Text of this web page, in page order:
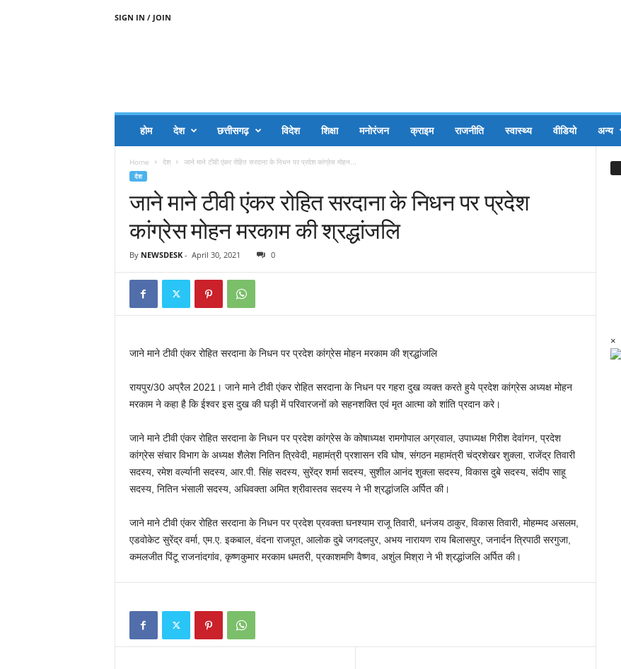
SIGN IN / JOIN
होम देश छत्तीसगढ़ विदेश शिक्षा मनोरंजन क्राइम राजनीति स्वास्थ्य वीडियो अन्य
Home देश जाने माने टीवी एंकर रोहित सरदाना के निधन पर प्रदेश कांग्रेस मोहन...
देश
जाने माने टीवी एंकर रोहित सरदाना के निधन पर प्रदेश
कांग्रेस मोहन मरकाम की श्रद्धांजलि
By NEWSDESK- April 30, 2021 0
जाने माने टीवी एंकर रोहित सरदाना के निधन पर प्रदेश कांग्रेस मोहन मरकाम की श्रद्धांजलि
रायपुर/30 अप्रैल 2021। जाने माने टीवी एंकर रोहित सरदाना के निधन पर गहरा दुख व्यक्त करते हुये प्रदेश कांग्रेस अध्यक्ष मोहन
मरकाम ने कहा है कि ईश्वर इस दुख की घड़ी में परिवारजनों को सहनशक्ति एवं मृत आत्मा को शांति प्रदान करे।
जाने माने टीवी एंकर रोहित सरदाना के निधन पर प्रदेश कांग्रेस के कोषाध्यक्ष रामगोपाल अग्रवाल, उपाध्यक्ष गिरीश देवांगन, प्रदेश
कांग्रेस संचार विभाग के अध्यक्ष शैलेश नितिन त्रिवेदी, महामंत्री प्रशासन रवि घोष, संगठन महामंत्री चंद्रशेखर शुक्ला, राजेंद्र तिवारी
सदस्य, रमेश वर्ल्यानी सदस्य, आर.पी. सिंह सदस्य, सुरेंद्र शर्मा सदस्य, सुशील आनंद शुक्ला सदस्य, विकास दुबे सदस्य, संदीप साहू
सदस्य, नितिन भंसाली सदस्य, अधिवक्ता अमित श्रीवास्तव सदस्य ने भी श्रद्धांजलि अर्पित की।
जाने माने टीवी एंकर रोहित सरदाना के निधन पर प्रदेश प्रवक्ता घनश्याम राजू तिवारी, धनंजय ठाकुर, विकास तिवारी, मोहम्मद असलम,
एडवोकेट सुरेंद्र वर्मा, एम.ए. इकबाल, वंदना राजपूत, आलोक दुबे जगदलपुर, अभय नारायण राय बिलासपुर, जनार्दन त्रिपाठी सरगुजा,
कमलजीत पिंटू राजनांदगांव, कृष्णकुमार मरकाम धमतरी, प्रकाशमणि वैष्णव, अशुंल मिश्रा ने भी श्रद्धांजलि अर्पित की।
×